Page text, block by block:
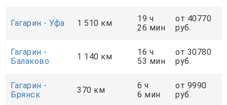
Гагарин - Уфа 1 510 км
19 ч
26 мин
от 40770
руб.
Гагарин -
Балаково
1 140 км
16 ч
53 мин
от 30780
руб.
Гагарин -
Брянск
370 км
6 ч
6 мин
от 9990
руб.